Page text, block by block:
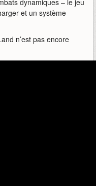
dynamiques – le jeu
et un système
n’est pas encore